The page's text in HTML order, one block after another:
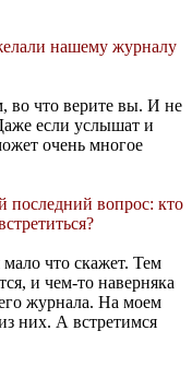
нашему журналу
во что верите вы. И не
если услышат и
очень многое
вопрос: кто
что скажет. Тем
и чем-то наверняка
журнала. На моем
них. А встретимся